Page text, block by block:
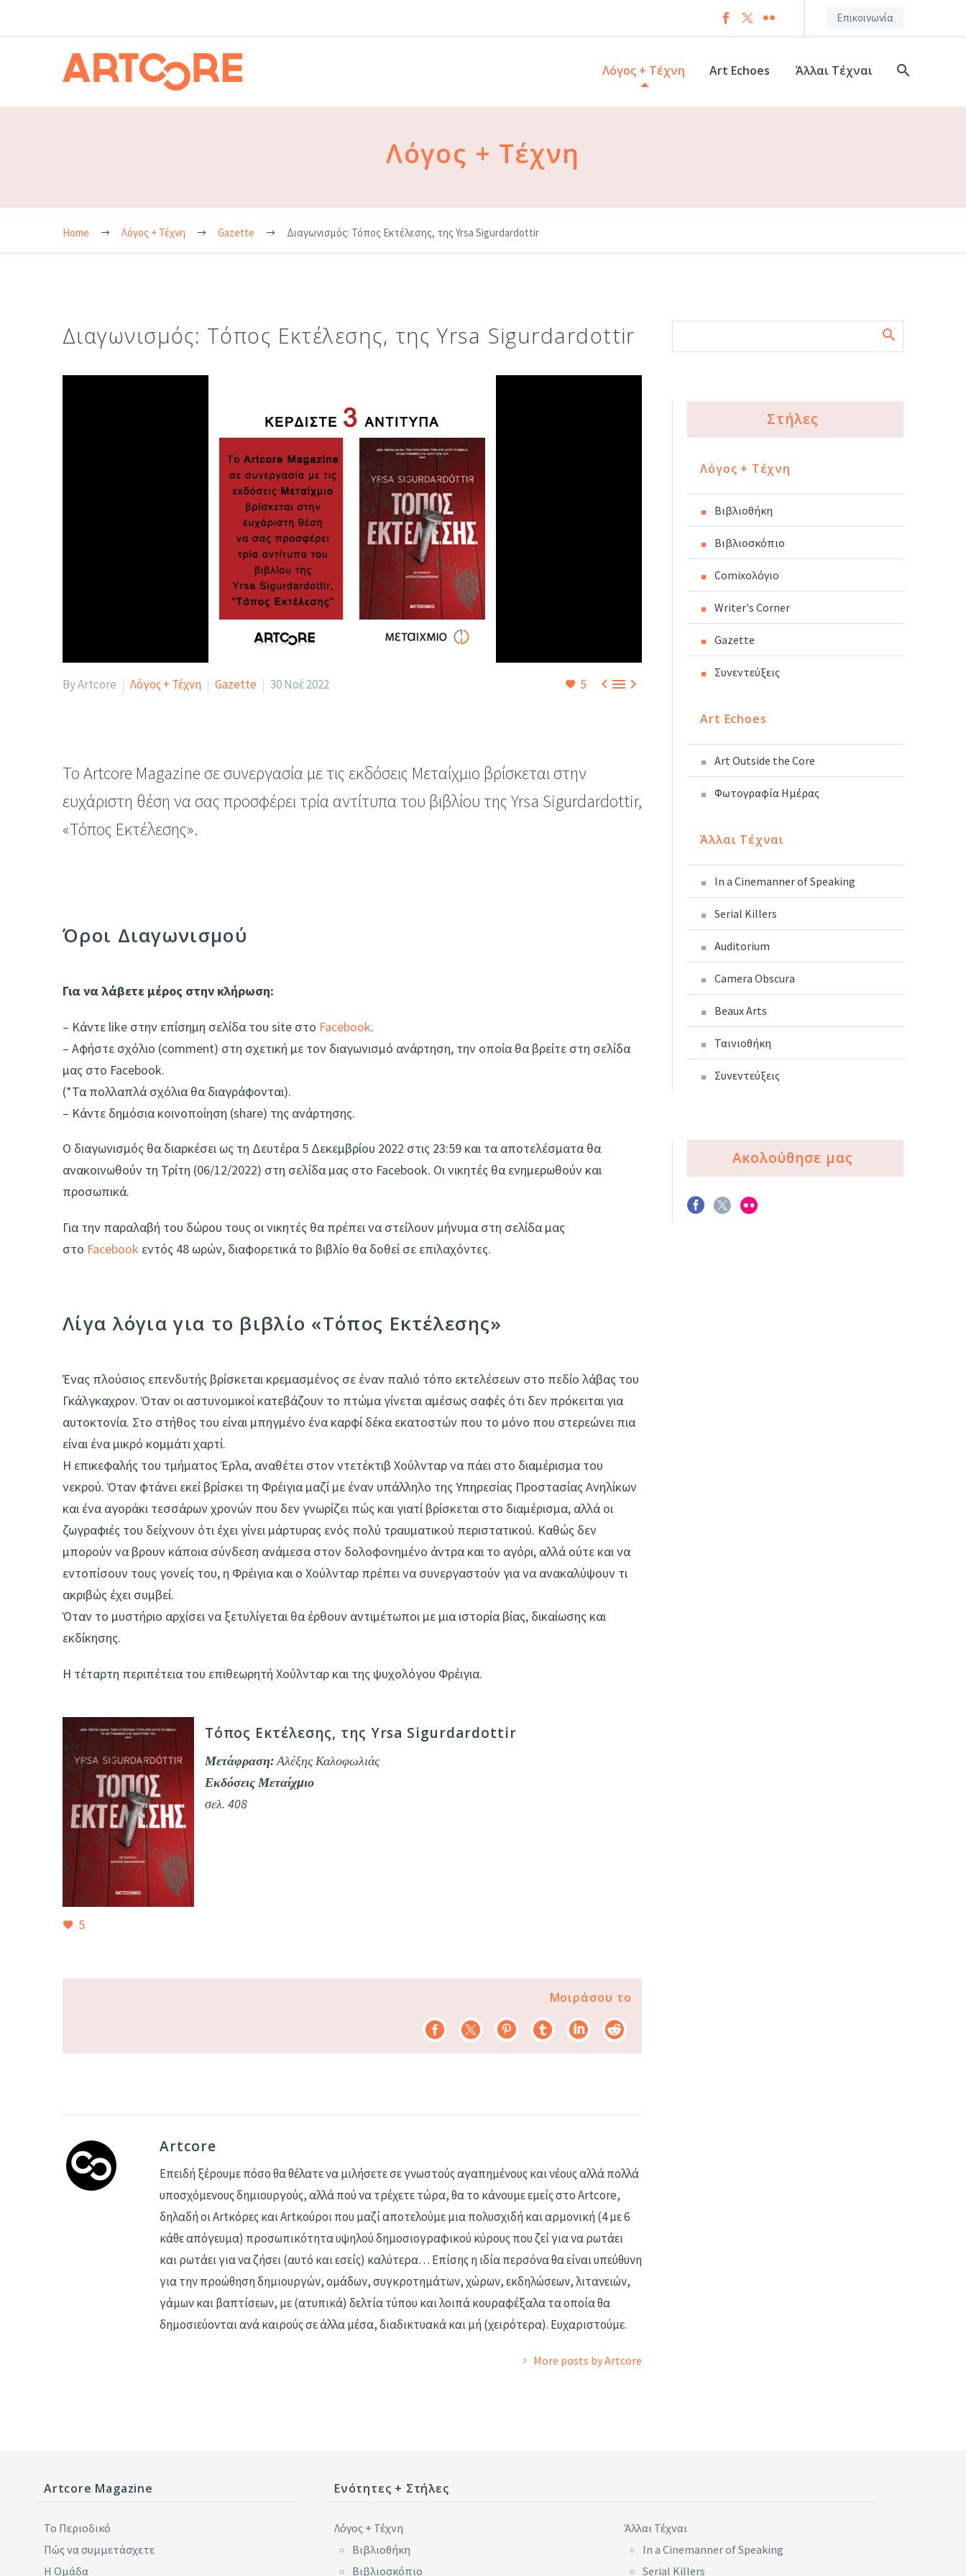
Επικοινωνία
Λόγος + Τέχνη Art Echoes Άλλαι Τέχναι
Λόγος + Τέχνη
Home Λόγος + Τέχνη Gazette Διαγωνισμός: Τόπος Εκτέλεσης, της Yrsa Sigurdardottir
Διαγωνισμός: Τόπος Εκτέλεσης, της Yrsa Sigurdardottir
5 
By Artcore Λόγος + Τέχνη Gazette 30 Νοέ 2022
To Artcore Magazine σε συνεργασία με τις εκδόσεις Μεταίχμιο βρίσκεται στην
ευχάριστη θέση να σας προσφέρει τρία αντίτυπα του βιβλίου της Yrsa Sigurdardottir,
«Τόπος Εκτέλεσης».
Όροι Διαγωνισμού
Για να λάβετε μέρος στην κλήρωση:
– Κάντε like στην επίσημη σελίδα του site στο Facebook.
– Aφήστε σχόλιο (comment) στη σχετική με τον διαγωνισμό ανάρτηση, την οποία θα βρείτε στη σελίδα
μας στο Facebook.
(*Τα πολλαπλά σχόλια θα διαγράφονται).
– Κάντε δημόσια κοινοποίηση (share) της ανάρτησης.
Ο διαγωνισμός θα διαρκέσει ως τη Δευτέρα 5 Δεκεμβρίου 2022 στις 23:59 και τα αποτελέσματα θα
ανακοινωθούν τη Τρίτη (06/12/2022) στη σελίδα μας στο Facebook. Οι νικητές θα ενημερωθούν και
προσωπικά.
Για την παραλαβή του δώρου τους οι νικητές θα πρέπει να στείλουν μήνυμα στη σελίδα μας
στο Facebook εντός 48 ωρών, διαφορετικά το βιβλίο θα δοθεί σε επιλαχόντες.
Λίγα λόγια για το βιβλίο «Τόπος Εκτέλεσης»
Ένας πλούσιος επενδυτής βρίσκεται κρεμασμένος σε έναν παλιό τόπο εκτελέσεων στο πεδίο λάβας του
Γκάλγκαχρον. Όταν οι αστυνομικοί κατεβάζουν το πτώμα γίνεται αμέσως σαφές ότι δεν πρόκειται για
αυτοκτονία. Στο στήθος του είναι μπηγμένο ένα καρφί δέκα εκατοστών που το μόνο που στερεώνει πια
είναι ένα μικρό κομμάτι χαρτί.
Η επικεφαλής του τμήματος Έρλα, αναθέτει στον ντετέκτιβ Χούλνταρ να πάει στο διαμέρισμα του
νεκρού. Όταν φτάνει εκεί βρίσκει τη Φρέιγια μαζί με έναν υπάλληλο της Υπηρεσίας Προστασίας Ανηλίκων
και ένα αγοράκι τεσσάρων χρονών που δεν γνωρίζει πώς και γιατί βρίσκεται στο διαμέρισμα, αλλά οι
ζωγραφιές του δείχνουν ότι έχει γίνει μάρτυρας ενός πολύ τραυματικού περιστατικού. Καθώς δεν
μπορούν να βρουν κάποια σύνδεση ανάμεσα στον δολοφονημένο άντρα και το αγόρι, αλλά ούτε και να
εντοπίσουν τους γονείς του, η Φρέιγια και ο Χούλνταρ πρέπει να συνεργαστούν για να ανακαλύψουν τι
ακριβώς έχει συμβεί.
Όταν το μυστήριο αρχίσει να ξετυλίγεται θα έρθουν αντιμέτωποι με μια ιστορία βίας, δικαίωσης και
εκδίκησης.
Η τέταρτη περιπέτεια του επιθεωρητή Χούλνταρ και της ψυχολόγου Φρέιγια.
Τόπος Εκτέλεσης, της Yrsa Sigurdardottir
Μετάφραση:Αλέξης Καλοφωλιάς
Εκδόσεις Μεταίχμιο
σελ. 408
5
Μοιράσου το
Artcore
Επειδή ξέρουμε πόσο θα θέλατε να μιλήσετε σε γνωστούς αγαπημένους και νέους αλλά πολλά
υποσχόμενους δημιουργούς, αλλά πού να τρέχετε τώρα, θα το κάνουμε εμείς στο Artcore,
δηλαδή οι Αrtκόρες και Artκούροι που μαζί αποτελούμε μια πολυσχιδή και αρμονική (4 με 6
κάθε απόγευμα) προσωπικότητα υψηλού δημοσιογραφικού κύρους που ζεί για να ρωτάει
και ρωτάει για να ζήσει (αυτό και εσείς) καλύτερα… Επίσης η ιδία περσόνα θα είναι υπεύθυνη
για την προώθηση δημιουργών, ομάδων, συγκροτημάτων, χώρων, εκδηλώσεων, λιτανειών,
γάμων και βαπτίσεων, με (ατυπικά) δελτία τύπου και λοιπά κουραφέξαλα τα οποία θα
δημοσιεύονται ανά καιρούς σε άλλα μέσα, διαδικτυακά και μή (χειρότερα). Ευχαριστούμε.
More posts by Artcore
Στήλες
Λόγος + Τέχνη
Βιβλιοθήκη
Βιβλιοσκόπιο
Comixoλόγιο
Writer's Corner
Gazette
Συνεντεύξεις
Art Echoes
Art Outside the Core
Φωτογραφία Ημέρας
Άλλαι Τέχναι
In a Cinemanner of Speaking
Serial Killers
Auditorium
Camera Obscura
Beaux Arts
Ταινιοθήκη
Συνεντεύξεις
Ακολούθησε μας
Artcore Magazine
Το Περιοδικό
Πώς να συμμετάσχετε
Η Ομάδα
Ενότητες + Στήλες
Λόγος + Τέχνη
Βιβλιοθήκη
Βιβλιοσκόπιο
Άλλαι Τέχναι
In a Cinemanner of Speaking
Serial Killers